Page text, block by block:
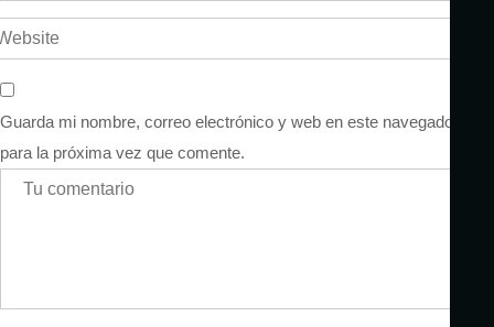
Guarda mi nombre, correo electrónico y web en este navegador
para la próxima vez que comente.